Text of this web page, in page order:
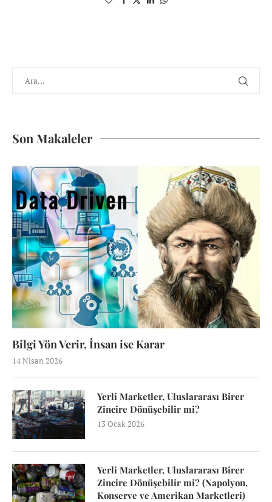
Son Makaleler
Bilgi Yön Verir, İnsan ise Karar
14 Nisan 2026
Yerli Marketler, Uluslararası Birer
Zincire Dönüşebilir mi?
13 Ocak 2026
Yerli Marketler, Uluslararası Birer
Zincire Dönüşebilir mi? (Napolyon,
Konserve ve Amerikan Marketleri)